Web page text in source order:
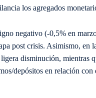
los agregados
negativo (-0,5% en
post crisis. Asimismo, en
disminución, mientras
depósitos en relación